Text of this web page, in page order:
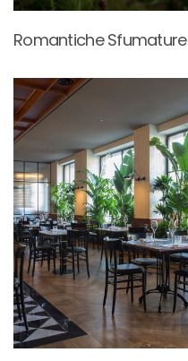
Romantiche Sfumature